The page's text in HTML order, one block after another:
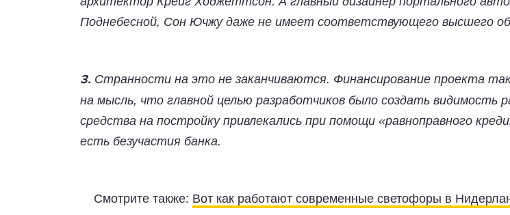
Поднебесной, Сон Ючжу даже не имеет соответствующего высшего
3. Странности на это не заканчиваются. Финансирование проекта
на мысль, что главной целью разработчиков было создать видимость
средства на постройку привлекались при помощи «равноправного
есть безучастия банка.
Смотрите также: Вот как работают современные светофоры в